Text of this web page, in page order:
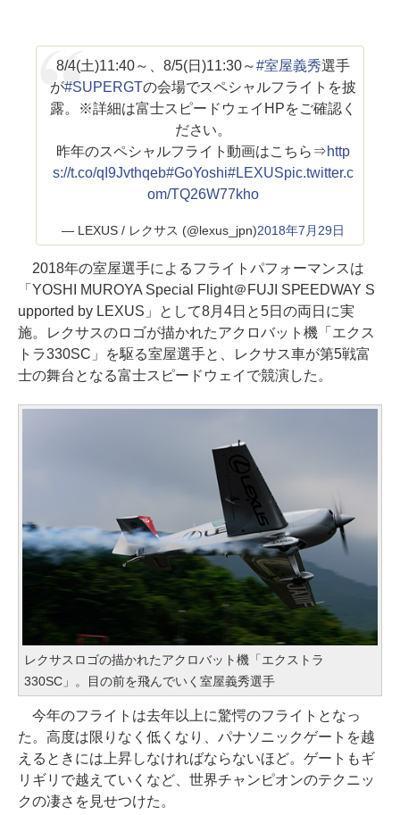
8/4(土)11:40～、8/5(日)11:30～#室屋義秀選手
が#SUPERGTの会場でスペシャルフライトを披
露。※詳細は富士スピードウェイHPをご確認く
ださい。
昨年のスペシャルフライト動画はこちら⇒http
s://t.co/qI9Jvthqeb#GoYoshi#LEXUSpic.twitter.c
om/TQ26W77kho
— LEXUS / レクサス (@lexus_jpn)2018年7月29日
2018年の室屋選手によるフライトパフォーマンスは
「YOSHI MUROYA Special Flight＠FUJI SPEEDWAY S
upported by LEXUS」として8月4日と5日の両日に実
施。レクサスのロゴが描かれたアクロバット機「エクス
トラ330SC」を駆る室屋選手と、レクサス車が第5戦富
士の舞台となる富士スピードウェイで競演した。
レクサスロゴの描かれたアクロバット機「エクストラ
330SC」。目の前を飛んでいく室屋義秀選手
今年のフライトは去年以上に驚愕のフライトとなっ
た。高度は限りなく低くなり、パナソニックゲートを越
えるときには上昇しなければならないほど。ゲートもギ
リギリで越えていくなど、世界チャンピオンのテクニッ
クの凄さを見せつけた。